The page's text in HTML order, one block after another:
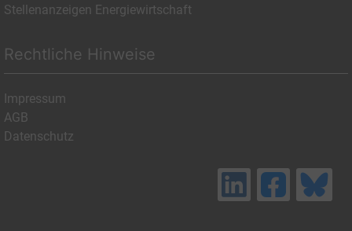
Stellenanzeigen Energiewirtschaft
Rechtliche Hinweise
Impressum
AGB
Datenschutz